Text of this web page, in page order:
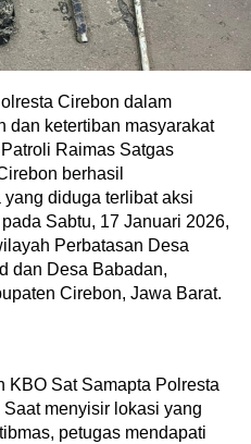
Cirebon dalam
dan ketertiban masyarakat
Raimas Satgas
berhasil
diduga terlibat aksi
Sabtu, 17 Januari 2026,
Perbatasan Desa
dan Desa Babadan,
Cirebon, Jawa Barat.
KBO Sat Samapta Polresta
menyisir lokasi yang
petugas mendapati